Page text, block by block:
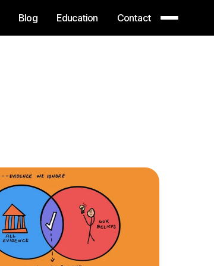
Blog Education Contact